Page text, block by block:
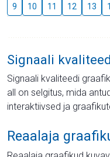
9 10 11 12 13
Signaali
Signaali kvaliteedi
all on selgitus, mida
interaktiivsed ja
Reaalaja